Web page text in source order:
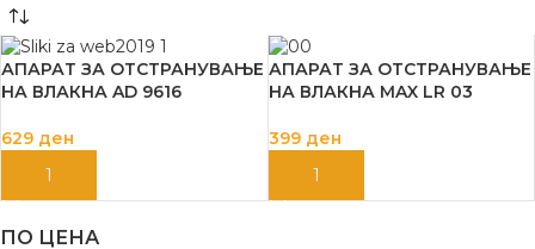
ПО ЦЕНА
АПАРАТ ЗА ОТСТРАНУВАЊЕ
НА ВЛАКНА AD 9616
629 ден
ДОДАЈ ВО КОШНИЦА
АПАРАТ ЗА ОТСТРАНУВАЊЕ
НА ВЛАКНА MAX LR 03
399 ден
ДОДАЈ ВО КОШНИЦА